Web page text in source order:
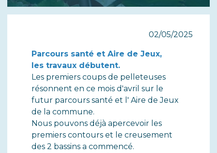
02/05/2025
Parcours santé et Aire de Jeux,
les travaux débutent.
Les premiers coups de pelleteuses
résonnent en ce mois d'avril sur le
futur parcours santé et l' Aire de Jeux
de la commune.
Nous pouvons déjà apercevoir les
premiers contours et le creusement
des 2 bassins a commencé.